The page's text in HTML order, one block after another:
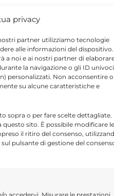
privacy
partner utilizziamo tecnologie
alle informazioni del
a noi e ai nostri partner di
la navigazione o gli ID univoci
personalizzati. Non acconsentire o
su alcune caratteristiche e
sopra o per fare scelte dettagliate.
sito. È possibile modificare le
il ritiro del consenso,
pulsante di gestione del
al 19
compagnia delle
riapre il
più grande
il Parco
d?€?Italia. 12